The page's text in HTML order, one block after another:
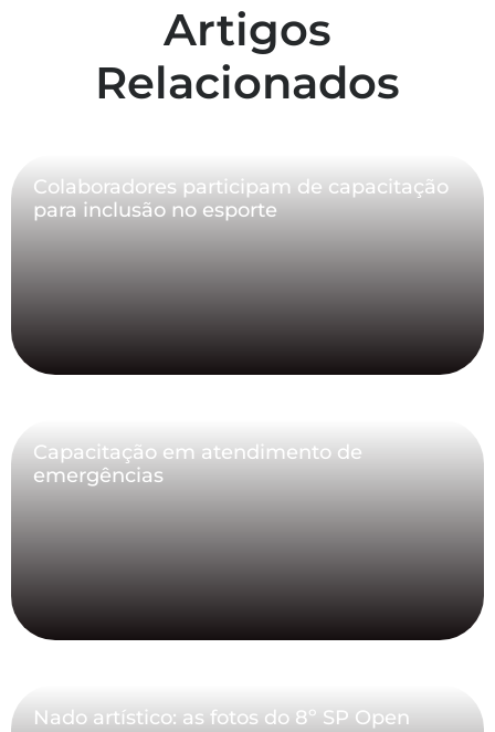
Artigos
Relacionados
Colaboradores participam de capacitação
para inclusão no esporte
Capacitação em atendimento de
emergências
Nado artístico: as fotos do 8º SP Open